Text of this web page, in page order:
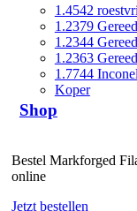
1.4542
1.2379
1.2344
1.2363
1.7744 Inconel
Koper
Shop
Bestel Markforged
online
Jetzt bestellen